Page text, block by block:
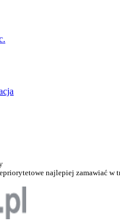
najlepiej zamawiać w